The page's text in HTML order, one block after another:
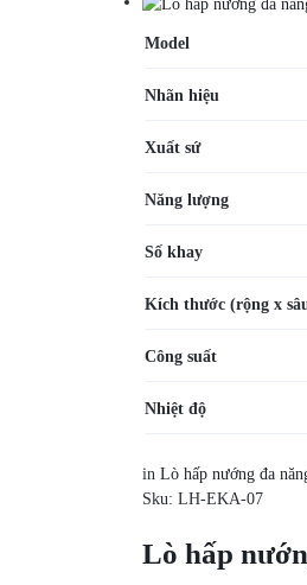
Model
Nhãn hiệu
Xuất sứ
Năng lượng
Số khay
Kích thước (rộng x
Công suất
Nhiệt độ
in Lò hấp nướng đa
Sku:LH-EKA-07
Lò hấp